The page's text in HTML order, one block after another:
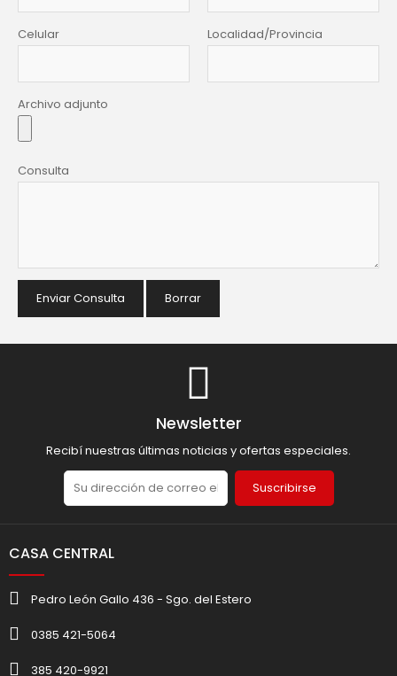
Celular Localidad/Provincia
Archivo adjunto
Consulta
Enviar Consulta Borrar
Newsletter
Recibí nuestras últimas noticias y ofertas especiales.
Suscribirse
CASA CENTRAL
Pedro León Gallo 436 - Sgo. del Estero
0385 421-5064
385 420-9921